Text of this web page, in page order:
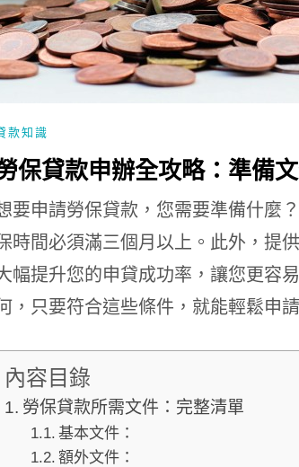
款知識
保貸款申辦全攻略：準備
要申請勞保貸款，您需要準備什麼
時間必須滿三個月以上。此外，提
幅提升您的申貸成功率，讓您更容
，只要符合這些條件，就能輕鬆申
內容目錄
勞保貸款所需文件：完整清單
基本文件：
額外文件：